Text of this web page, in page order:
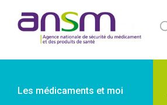
Les médicaments et moi